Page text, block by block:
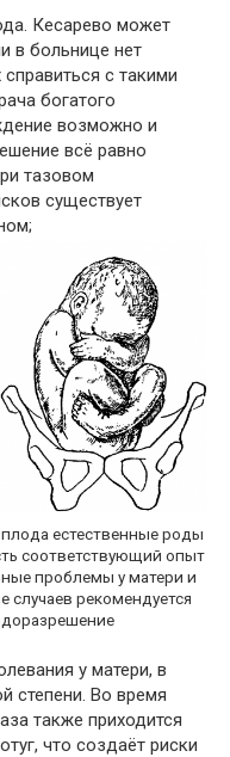
Кесарево может
в больнице нет
с такими
богатого
возможно и
всё равно
тазовом
существует
естественные роды
соответствующий опыт
проблемы у матери и
рекомендуется
у матери, в
степени. Во время
также приходится
что создаёт риски